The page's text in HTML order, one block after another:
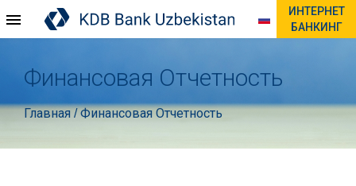
ИНТЕРНЕТ
БАНКИНГ
Финансовая Отчетность
Главная/Финансовая Отчетность